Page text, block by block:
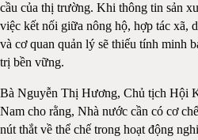
cầu của thị trường. Khi thông tin sản
việc kết nối giữa nông hộ, hợp tác xã,
và cơ quan quản lý sẽ thiếu tính minh
trị bền vững.
Bà Nguyễn Thị Hương, Chủ tịch Hội
Nam cho rằng, Nhà nước cần có cơ
nút thắt về thể chế trong hoạt động